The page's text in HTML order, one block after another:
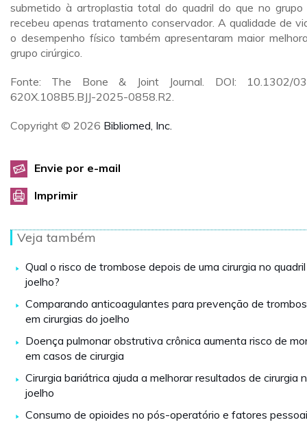
submetido à artroplastia total do quadril do que no grupo
recebeu apenas tratamento conservador. A qualidade de
o desempenho físico também apresentaram maior
grupo cirúrgico.
Fonte: The Bone & Joint Journal. DOI: 10.1302/
620X.108B5.BJJ-2025-0858.R2.
Copyright © 2026 Bibliomed, Inc.
Envie por e-mail
Imprimir
Veja também
Qual o risco de trombose depois de uma cirurgia no
joelho?
Comparando anticoagulantes para prevenção de
em cirurgias do joelho
Doença pulmonar obstrutiva crônica aumenta risco de
em casos de cirurgia
Cirurgia bariátrica ajuda a melhorar resultados de cirurgia
joelho
Consumo de opioides no pós-operatório e fatores